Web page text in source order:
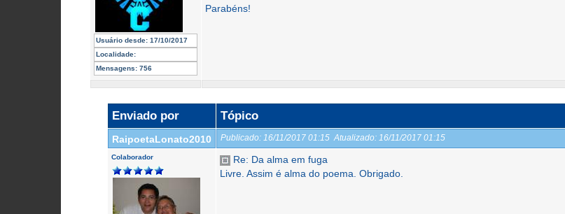
Usuário desde: 17/10/2017
Localidade:
Mensagens: 756
Parabéns!
Enviado por Tópico
RaipoetaLonato2010 Publicado: 16/11/2017 01:15 Atualizado: 16/11/2017 01:15
Colaborador
Re: Da alma em fuga
Livre. Assim é alma do poema. Obrigado.